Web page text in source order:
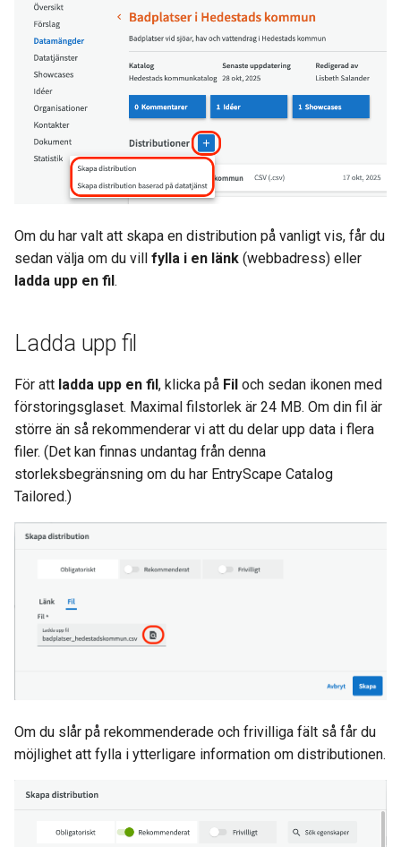
Länka till externa API:n eller
filer
Visualiseringar
Om du har valt att skapa en distribution på vanligt vis, får du
sedan välja om du vill fylla i en länk (webbadress) eller
ladda upp en fil .
Ladda upp fil
För att ladda upp en fil , klicka på Fil och sedan ikonen med
förstoringsglaset. Maximal filstorlek är 24 MB. Om din fil är
större än så rekommenderar vi att du delar upp data i flera
filer. (Det kan finnas undantag från denna
storleksbegränsning om du har EntryScape Catalog
Tailored.)
Om du slår på rekommenderade och frivilliga fält så får du
möjlighet att fylla i ytterligare information om distributionen.